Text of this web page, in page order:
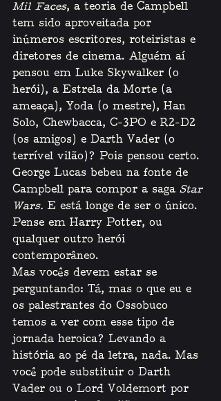
Mil Faces, a teoria de Campbell
tem sido aproveitada por
inúmeros escritores, roteiristas e
diretores de cinema. Alguém aí
pensou em Luke Skywalker (o
herói), a Estrela da Morte (a
ameaça), Yoda (o mestre), Han
Solo, Chewbacca, C-3PO e R2-D2
(os amigos) e Darth Vader (o
terrível vilão)? Pois pensou certo.
George Lucas bebeu na fonte de
Campbell para compor a saga Star
Wars. E está longe de ser o único.
Pense em Harry Potter, ou
qualquer outro herói
contemporâneo.
Mas vocês devem estar se
perguntando: Tá, mas o que eu e
os palestrantes do Ossobuco
temos a ver com esse tipo de
jornada heroica? Levando a
história ao pé da letra, nada. Mas
você pode substituir o Darth
Vader ou o Lord Voldemort por